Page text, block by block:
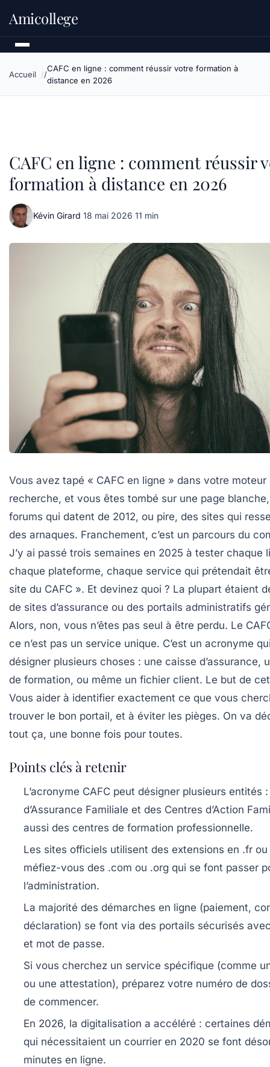
Amicollege
Accueil
CAFC en ligne : comment réussir votre formation à
distance en 2026
CAFC en ligne : comment réussir
formation à distance en 2026
Kévin Girard·18 mai 2026·11 min
Vous avez tapé « CAFC en ligne » dans votre moteur
recherche, et vous êtes tombé sur une page
forums qui datent de 2012, ou pire, des sites qui
des arnaques. Franchement, c’est un parcours du
J’y ai passé trois semaines en 2025 à tester chaque
chaque plateforme, chaque service qui prétendait
site du CAFC ». Et devinez quoi ? La plupart étaient
de sites d’assurance ou des portails administratifs
Alors, non, vous n’êtes pas seul à être perdu. Le
ce n’est pas un service unique. C’est un acronyme
désigner plusieurs choses : une caisse d’assurance,
de formation, ou même un fichier client. Le but de
Vous aider à identifier exactement ce que vous
trouver le bon portail, et à éviter les pièges. On va
tout ça, une bonne fois pour toutes.
Points clés à retenir
L’acronyme CAFC peut désigner plusieurs entités
d’Assurance Familiale et des Centres d’Action
aussi des centres de formation professionnelle.
Les sites officiels utilisent des extensions en .fr
méfiez-vous des .com ou .org qui se font passer
l’administration.
La majorité des démarches en ligne (paiement,
déclaration) se font via des portails sécurisés
et mot de passe.
Si vous cherchez un service spécifique (comme
ou une attestation), préparez votre numéro de
de commencer.
En 2026, la digitalisation a accéléré : certaines
qui nécessitaient un courrier en 2020 se font
minutes en ligne.